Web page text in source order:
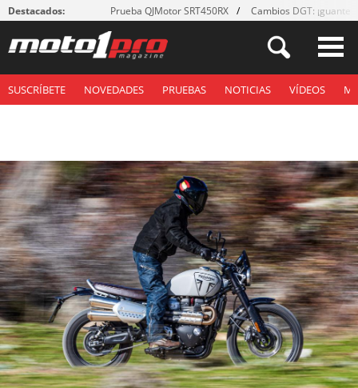
Destacados: Prueba QJMotor SRT450RX Cambios DGT: ¡guantes!
SUSCRÍBETE NOVEDADES PRUEBAS NOTICIAS VÍDEOS